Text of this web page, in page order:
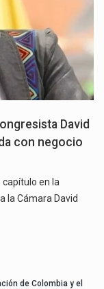
David
con negocio
en la
la Cámara David
de Colombia y el